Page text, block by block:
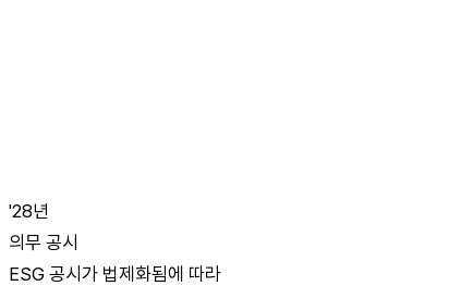
'28년
의무 공시
ESG 공시가 법제화됨에 따라